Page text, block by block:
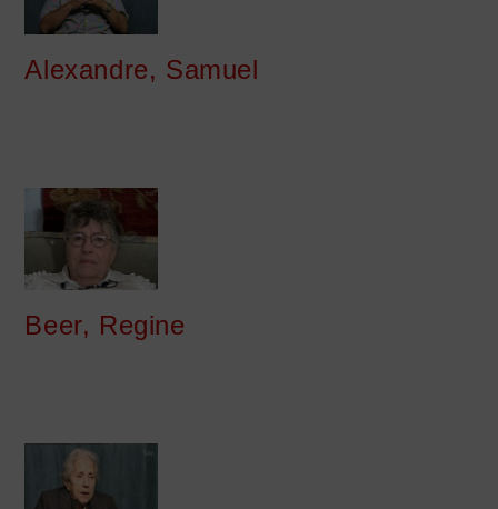
Alexandre, Samuel
Beer, Regine